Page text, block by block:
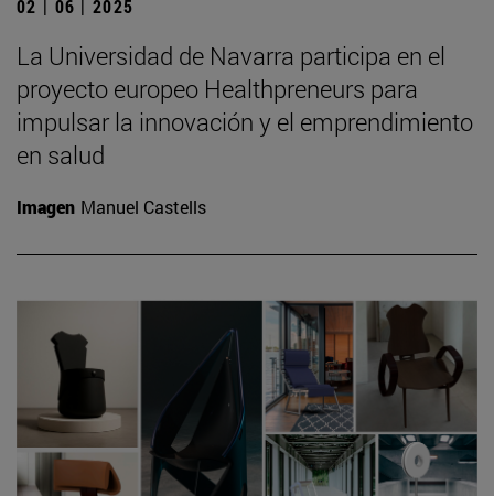
02 | 06 | 2025
La Universidad de Navarra participa en el
proyecto europeo Healthpreneurs para
impulsar la innovación y el emprendimiento
en salud
Imagen Manuel Castells